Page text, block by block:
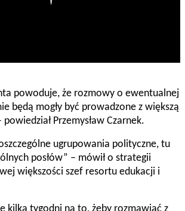
powoduje, że rozmowy o ewentualnej
będą mogły być prowadzone z większą
Przemysław Czarnek.
ugrupowania polityczne, tu
posłów” – mówił o strategii
większości szef resortu edukacji i